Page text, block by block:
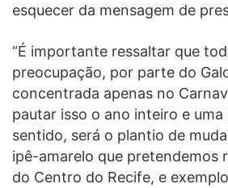
esquecer da mensagem de
“É importante ressaltar que
preocupação, por parte do
concentrada apenas no
pautar isso o ano inteiro e uma
sentido, será o plantio de
ipê-amarelo que pretendemos
do Centro do Recife, e